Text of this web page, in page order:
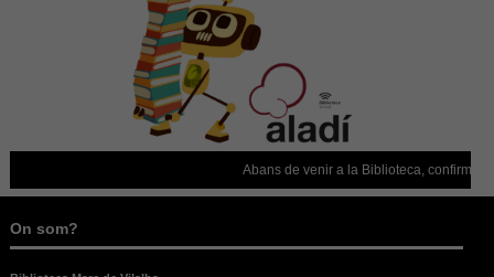
Abans de venir a la Biblioteca, confirmeu
On som?
del lloc web.